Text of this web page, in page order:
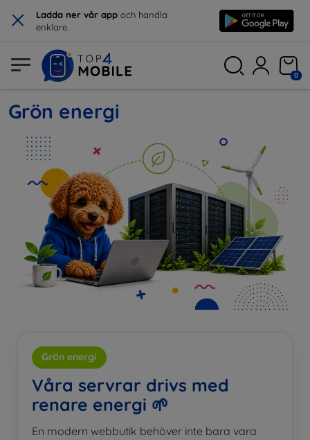
× Ladda ner vår app och handla
enklare.
0
Grön energi
Grön energi
Våra servrar drivs med
renare energi 🌱
En modern webbutik behöver inte bara vara